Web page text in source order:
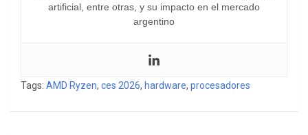
artificial, entre otras, y su impacto en el mercado
argentino
Tags: AMD Ryzen, ces 2026, hardware, procesadores